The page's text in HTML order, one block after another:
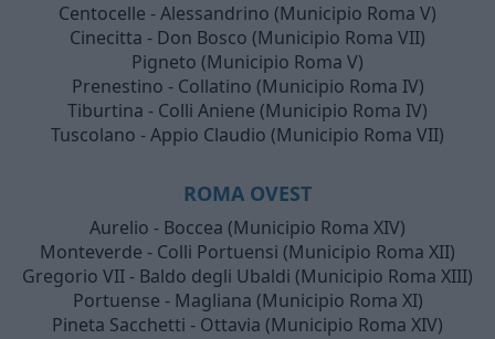
Centocelle - Alessandrino (Municipio Roma V)
Cinecitta - Don Bosco (Municipio Roma VII)
Pigneto (Municipio Roma V)
Prenestino - Collatino (Municipio Roma IV)
Tiburtina - Colli Aniene (Municipio Roma IV)
Tuscolano - Appio Claudio (Municipio Roma VII)
ROMA OVEST
Aurelio - Boccea (Municipio Roma XIV)
Monteverde - Colli Portuensi (Municipio Roma XII)
Gregorio VII - Baldo degli Ubaldi (Municipio Roma XIII)
Portuense - Magliana (Municipio Roma XI)
Pineta Sacchetti - Ottavia (Municipio Roma XIV)